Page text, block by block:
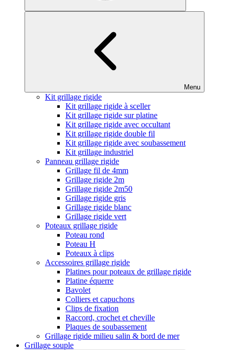
Menu
Kit grillage rigide
Kit grillage rigide à sceller
Kit grillage rigide sur platine
Kit grillage rigide avec occultant
Kit grillage rigide double fil
Kit grillage rigide avec soubassement
Kit grillage industriel
Panneau grillage rigide
Grillage fil de 4mm
Grillage rigide 2m
Grillage rigide 2m50
Grillage rigide gris
Grillage rigide blanc
Grillage rigide vert
Poteaux grillage rigide
Poteau rond
Poteau H
Poteaux à clips
Accessoires grillage rigide
Platines pour poteaux de grillage rigide
Platine équerre
Bavolet
Colliers et capuchons
Clips de fixation
Raccord, crochet et cheville
Plaques de soubassement
Grillage rigide milieu salin & bord de mer
Grillage souple